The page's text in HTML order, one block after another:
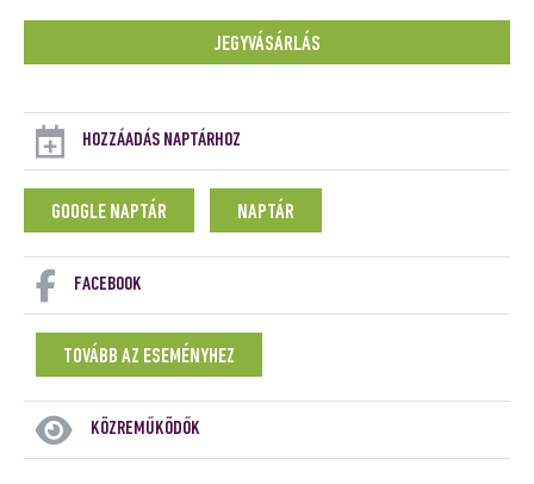
JEGYVÁSÁRLÁS
HOZZÁADÁS NAPTÁRHOZ
GOOGLE NAPTÁR NAPTÁR
FACEBOOK
TOVÁBB AZ ESEMÉNYHEZ
KÖZREMŰKÖDŐK